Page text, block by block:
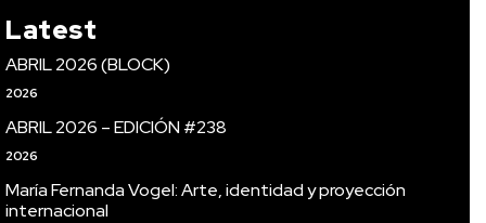
Latest
ABRIL 2026 (BLOCK)
2026
ABRIL 2026 – EDICIÓN #238
2026
María Fernanda Vogel: Arte, identidad y proyección
internacional